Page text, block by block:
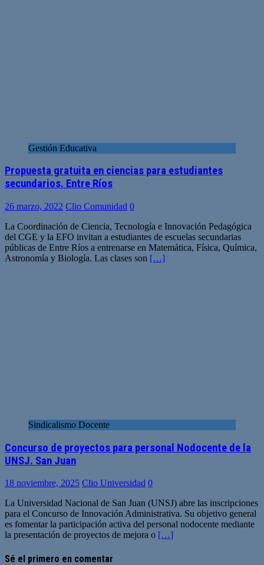
Gestión Educativa
Propuesta gratuita en ciencias para estudiantes
secundarios. Entre Ríos
26 marzo, 2022 Clio Comunidad 0
La Coordinación de Ciencia, Tecnología e Innovación Pedagógica
del CGE y la EFO invitan a estudiantes de escuelas secundarias
públicas de Entre Ríos a entrenarse en Matemática, Física, Química,
Astronomía y Biología. Las clases son […]
Sindicalismo Docente
Concurso de proyectos para personal Nodocente de la
UNSJ. San Juan
18 noviembre, 2025 Clio Universidad 0
La Universidad Nacional de San Juan (UNSJ) abre las inscripciones
para el Concurso de Innovación Administrativa. Su objetivo general
es fomentar la participación activa del personal nodocente mediante
la presentación de proyectos de mejora o […]
Sé el primero en comentar